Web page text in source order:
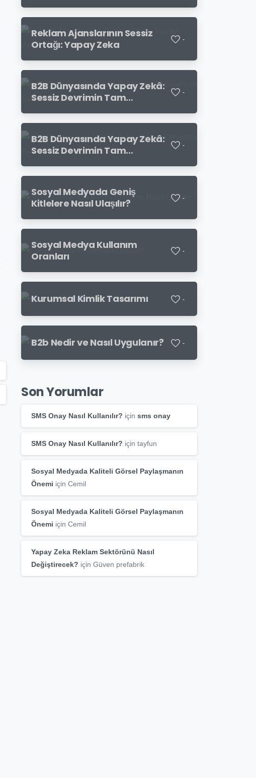
Reklam Ajanslarının Sessiz
Ortağı: Yapay Zeka
-
B2B Dünyasında Yapay Zekâ:
Sessiz Devrimin Tam
-
B2B Dünyasında Yapay Zekâ:
Sessiz Devrimin Tam
-
Sosyal Medyada Geniş
Kitlelere Nasıl Ulaşılır?
-
Sosyal Medya Kullanım
Oranları
-
Kurumsal Kimlik Tasarımı -
B2b Nedir ve Nasıl Uygulanır? -
Son Yorumlar
SMS Onay Nasıl Kullanılır? için sms onay
SMS Onay Nasıl Kullanılır? için tayfun
Sosyal Medyada Kaliteli Görsel Paylaşmanın
Önemi için Cemil
Sosyal Medyada Kaliteli Görsel Paylaşmanın
Önemi için Cemil
Yapay Zeka Reklam Sektörünü Nasıl
Değiştirecek? için Güven prefabrik